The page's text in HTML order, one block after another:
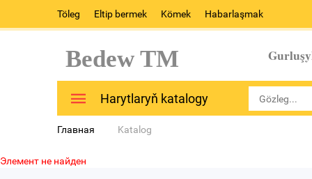
Töleg Eltip bermek Kömek Habarlaşmak
Bedew TM
Harytlaryň katalogy
Главная Katalog
Элемент не найден